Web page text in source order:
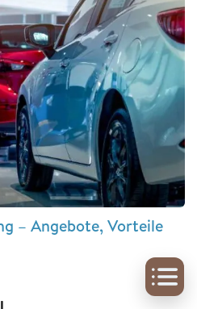
– Angebote, Vorteile